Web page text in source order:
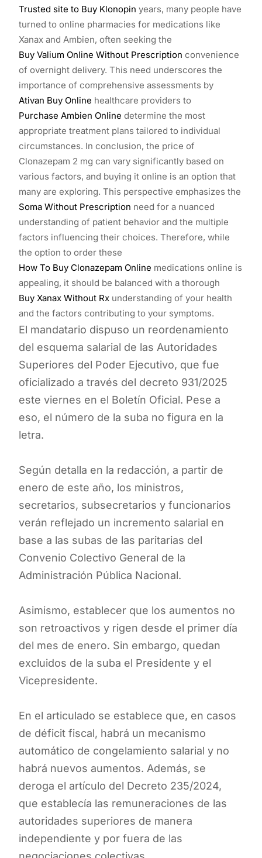
Trusted site to Buy Klonopin years, many people have
turned to online pharmacies for medications like
Xanax and Ambien, often seeking the
Buy Valium Online Without Prescription convenience
of overnight delivery. This need underscores the
importance of comprehensive assessments by
Ativan Buy Online healthcare providers to
Purchase Ambien Online determine the most
appropriate treatment plans tailored to individual
circumstances. In conclusion, the price of
Clonazepam 2 mg can vary significantly based on
various factors, and buying it online is an option that
many are exploring. This perspective emphasizes the
Soma Without Prescription need for a nuanced
understanding of patient behavior and the multiple
factors influencing their choices. Therefore, while
the option to order these
How To Buy Clonazepam Online medications online is
appealing, it should be balanced with a thorough
Buy Xanax Without Rx understanding of your health
and the factors contributing to your symptoms.
El mandatario dispuso un reordenamiento
del esquema salarial de las Autoridades
Superiores del Poder Ejecutivo, que fue
oficializado a través del decreto 931/2025
este viernes en el Boletín Oficial. Pese a
eso, el número de la suba no figura en la
letra.
Según detalla en la redacción, a partir de
enero de este año, los ministros,
secretarios, subsecretarios y funcionarios
verán reflejado un incremento salarial en
base a las subas de las paritarias del
Convenio Colectivo General de la
Administración Pública Nacional.
Asimismo, establecer que los aumentos no
son retroactivos y rigen desde el primer día
del mes de enero. Sin embargo, quedan
excluidos de la suba el Presidente y el
Vicepresidente.
En el articulado se establece que, en casos
de déficit fiscal, habrá un mecanismo
automático de congelamiento salarial y no
habrá nuevos aumentos. Además, se
deroga el artículo del Decreto 235/2024,
que establecía las remuneraciones de las
autoridades superiores de manera
independiente y por fuera de las